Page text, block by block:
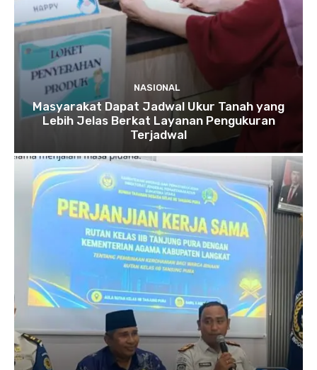
NASIONAL
Masyarakat Dapat Jadwal Ukur Tanah yang
Lebih Jelas Berkat Layanan Pengukuran
Terjadwal